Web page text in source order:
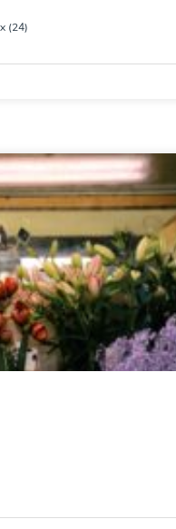
(24)